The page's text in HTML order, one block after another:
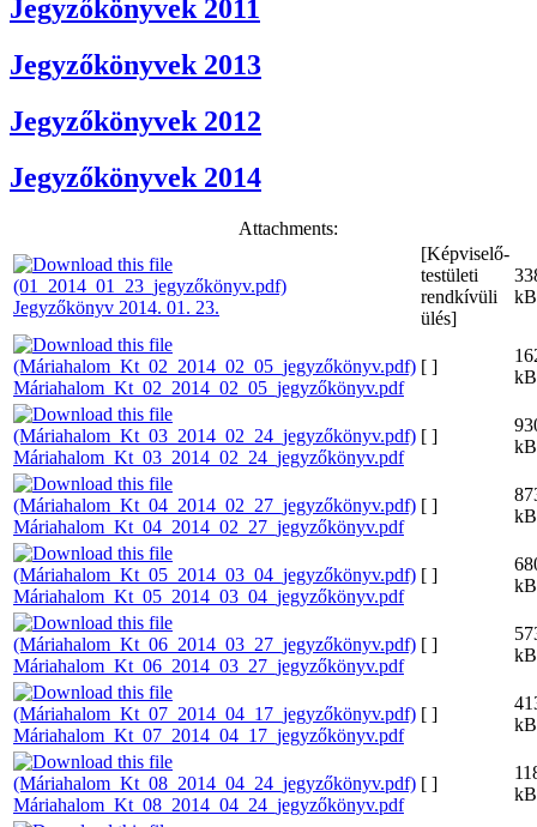
Jegyzőkönyvek 2011
Jegyzőkönyvek 2013
Jegyzőkönyvek 2012
Jegyzőkönyvek 2014
Attachments:
Jegyzőkönyv 2014. 01. 23.
[Képviselő-
testületi
rendkívüli
ülés]
kB
Máriahalom_Kt_02_2014_02_05_jegyzőkönyv.pdf
[ ]
kB
Máriahalom_Kt_03_2014_02_24_jegyzőkönyv.pdf
[ ]
kB
Máriahalom_Kt_04_2014_02_27_jegyzőkönyv.pdf
[ ]
kB
Máriahalom_Kt_05_2014_03_04_jegyzőkönyv.pdf
[ ]
kB
Máriahalom_Kt_06_2014_03_27_jegyzőkönyv.pdf
[ ]
kB
Máriahalom_Kt_07_2014_04_17_jegyzőkönyv.pdf
[ ]
kB
Máriahalom_Kt_08_2014_04_24_jegyzőkönyv.pdf
[ ]
kB